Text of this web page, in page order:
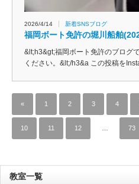
2026/4/14 新着SNSブログ
福岡ボート免許の堀川船舶
&lt;h3&gt;福岡ボート免許のブログ
ください。&lt;/h3&a この投稿を
« 1 2 3 4
10 11 12 73
教室一覧